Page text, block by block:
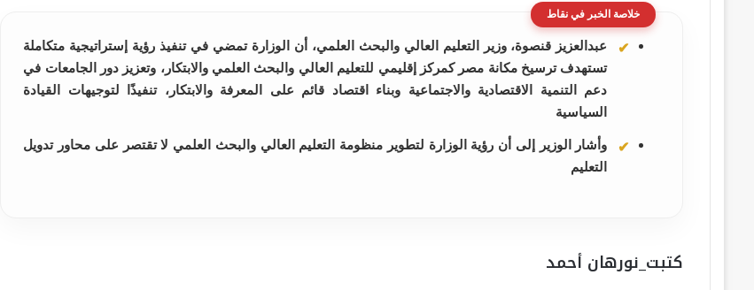
خلاصة الخبر في نقاط
عبدالعزيز قنصوة، وزير التعليم العالي والبحث العلمي، أن الوزارة تمضي في تنفيذ رؤية إستراتيجية متكاملة
تستهدف ترسيخ مكانة مصر كمركز إقليمي للتعليم العالي والبحث العلمي والابتكار، وتعزيز دور الجامعات في
دعم التنمية الاقتصادية والاجتماعية وبناء اقتصاد قائم على المعرفة والابتكار، تنفيذًا لتوجيهات القيادة
السياسية
وأشار الوزير إلى أن رؤية الوزارة لتطوير منظومة التعليم العالي والبحث العلمي لا تقتصر على محاور تدويل
التعليم
كتبت_نورهان أحمد